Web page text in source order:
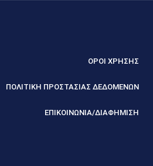
ΟΡΟΙ ΧΡΗΣΗΣ
ΠΟΛΙΤΙΚΗ ΠΡΟΣΤΑΣΙΑΣ ΔΕΔΟΜΕΝΩΝ
ΕΠΙΚΟΙΝΩΝΙΑ/ΔΙΑΦΗΜΙΣΗ